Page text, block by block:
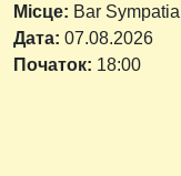
Місце: Bar Sympatia
Дата: 07.08.2026
Початок: 18:00